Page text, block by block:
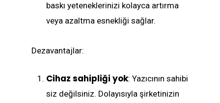
baskı yeteneklerinizi kolayca artırma
veya azaltma esnekliği sağlar.
Dezavantajlar:
Cihaz sahipliği yok: Yazıcının sahibi
siz değilsiniz. Dolayısıyla şirketinizin